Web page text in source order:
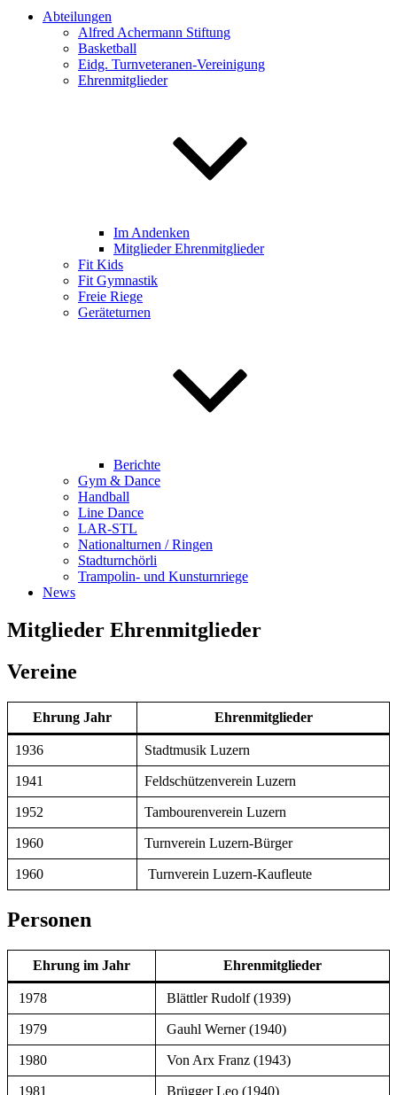
Abteilungen
Alfred Achermann Stiftung
Basketball
Eidg. Turnveteranen-Vereinigung
Ehrenmitglieder
Im Andenken
Mitglieder Ehrenmitglieder
Fit Kids
Fit Gymnastik
Freie Riege
Geräteturnen
Berichte
Gym & Dance
Handball
Line Dance
LAR-STL
Nationalturnen / Ringen
Stadturnchörli
Trampolin- und Kunsturnriege
News
Mitglieder Ehrenmitglieder
Vereine
Ehrung Jahr Ehrenmitglieder
1936 Stadtmusik Luzern
1941 Feldschützenverein Luzern
1952 Tambourenverein Luzern
1960 Turnverein Luzern-Bürger
1960 Turnverein Luzern-Kaufleute
Personen
Ehrung im Jahr Ehrenmitglieder
1978 Blättler Rudolf (1939)
1979 Gauhl Werner (1940)
1980 Von Arx Franz (1943)
1981 Brügger Leo (1940)